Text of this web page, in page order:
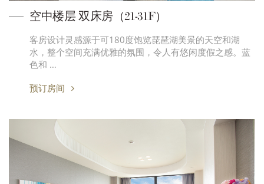
空中楼层 双床房（21-31F）
客房设计灵感源于可180度饱览琵琶湖美景的天空和湖
水，整个空间充满优雅的氛围，令人有悠闲度假之感。蓝
色和 …
预订房间